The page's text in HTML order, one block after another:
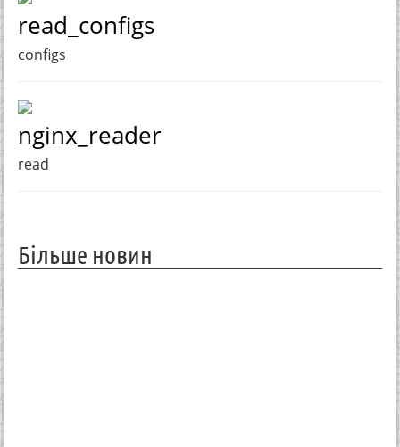
read_configs
configs
nginx_reader
read
Більше новин